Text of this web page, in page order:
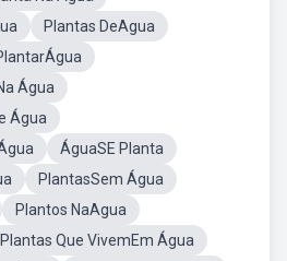
Plantas DeAgua
Água
Água
ÁguaSE Planta
PlantasSem Água
Plantos NaAgua
Plantas Que VivemEm Água